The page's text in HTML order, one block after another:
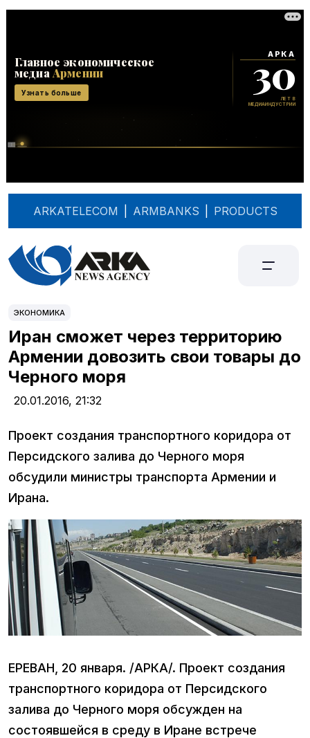
ARKATELECOM ARMBANKS PRODUCTS
ЭКОНОМИКА
Иран сможет через территорию
Армении довозить свои товары до
Черного моря
20.01.2016, 21:32
Проект создания транспортного коридора от
Персидского залива до Черного моря
обсудили министры транспорта Армении и
Ирана.
ЕРЕВАН, 20 января. /АРКА/. Проект создания
транспортного коридора от Персидского
залива до Черного моря обсужден на
состоявшейся в среду в Иране встрече